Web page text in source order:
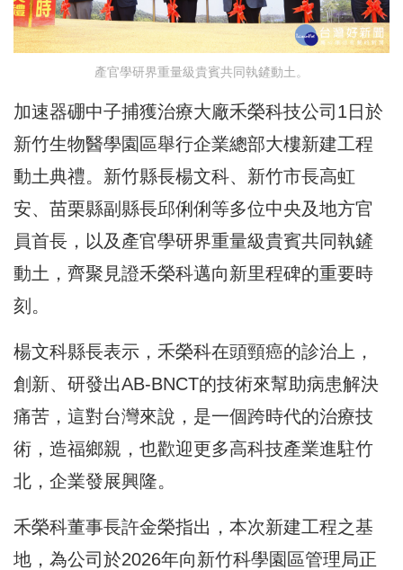
產官學研界重量級貴賓共同執鏟動土。
加速器硼中子捕獲治療大廠禾榮科技公司1日於
新竹生物醫學園區舉行企業總部大樓新建工程
動土典禮。新竹縣長楊文科、新竹市長高虹
安、苗栗縣副縣長邱俐俐等多位中央及地方官
員首長，以及產官學研界重量級貴賓共同執鏟
動土，齊聚見證禾榮科邁向新里程碑的重要時
刻。
楊文科縣長表示，禾榮科在頭頸癌的診治上，
創新、研發出AB-BNCT的技術來幫助病患解決
痛苦，這對台灣來說，是一個跨時代的治療技
術，造福鄉親，也歡迎更多高科技產業進駐竹
北，企業發展興隆。
禾榮科董事長許金榮指出，本次新建工程之基
地，為公司於2026年向新竹科學園區管理局正